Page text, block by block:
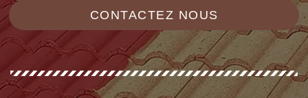
CONTACTEZ NOUS